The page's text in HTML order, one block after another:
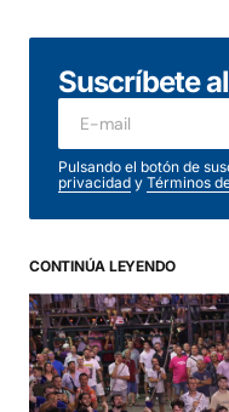
Suscríbete
Pulsando el botón de
privacidad y Términos
CONTINÚA LEYENDO